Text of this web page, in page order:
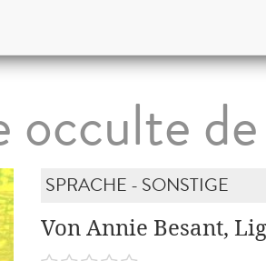
occulte
SPRACHE - SONSTIGE
Von Annie Besant,